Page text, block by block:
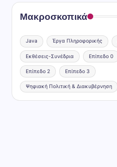
Μακροσκοπικά
Java Έργα Πληροφορικής
Εκθέσεις-Συνέδρια Επίπεδο 0
Επίπεδο 2 Επίπεδο 3
Ψηφιακή Πολιτική & Διακυβέρνηση